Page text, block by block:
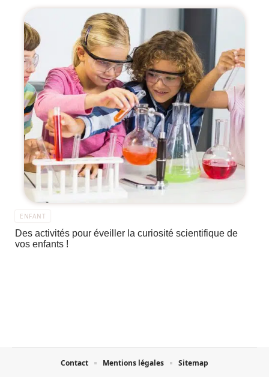
ENFANT
Des activités pour éveiller la curiosité scientifique de
vos enfants !
Contact Mentions légales Sitemap